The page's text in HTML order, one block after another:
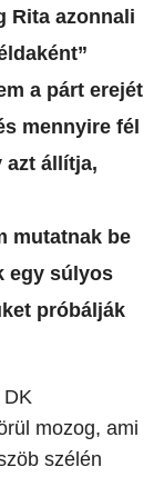
Rita azonnali
a párt erejét
mennyire fél
azt állítja,
mutatnak be
egy súlyos
próbálják
mozog, ami
szélén